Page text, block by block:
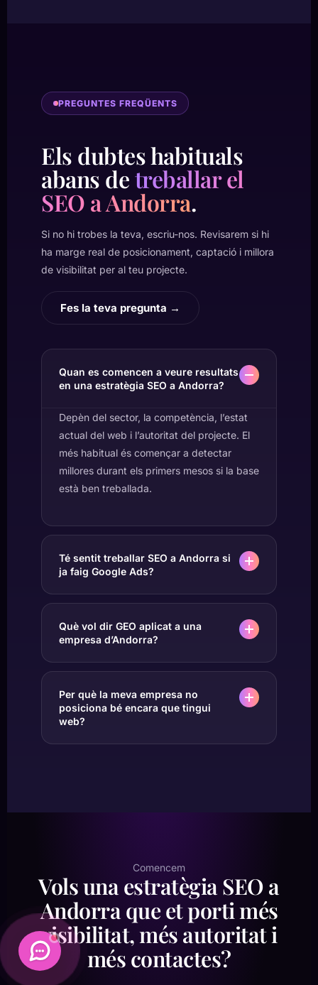
PREGUNTES FREQÜENTS
Els dubtes habituals
abans detreballar el
SEO a Andorra.
Si no hi trobes la teva, escriu-nos. Revisarem si hi
ha marge real de posicionament, captació i millora
de visibilitat per al teu projecte.
Fes la teva pregunta →
Quan es comencen a veure resultats
en una estratègia SEO a Andorra?
Depèn del sector, la competència, l’estat
actual del web i l’autoritat del projecte. El
més habitual és començar a detectar
millores durant els primers mesos si la base
està ben treballada.
Té sentit treballar SEO a Andorra si
ja faig Google Ads?
Què vol dir GEO aplicat a una
empresa d’Andorra?
Per què la meva empresa no
posiciona bé encara que tingui
web?
Comencem
Vols una estratègia SEO a
Andorra que et porti més
visibilitat, més autoritat i
més contactes?